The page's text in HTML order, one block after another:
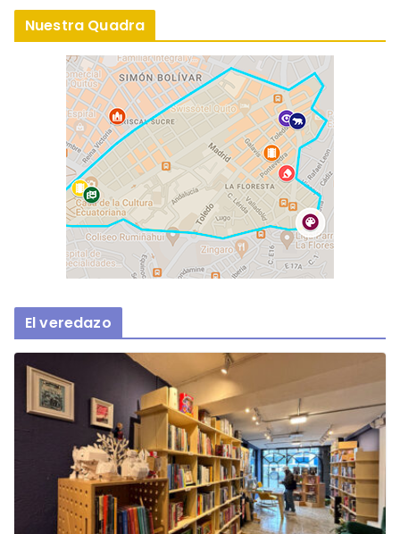
Nuestra Quadra
El veredazo